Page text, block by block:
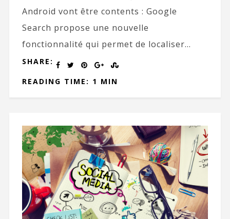
Android vont être contents : Google
Search propose une nouvelle
fonctionnalité qui permet de localiser...
SHARE:
READING TIME: 1 MIN